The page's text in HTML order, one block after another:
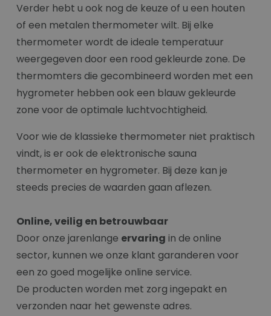
Verder hebt u ook nog de keuze of u een houten
of een metalen thermometer wilt. Bij elke
thermometer wordt de ideale temperatuur
weergegeven door een rood gekleurde zone. De
thermomters die gecombineerd worden met een
hygrometer hebben ook een blauw gekleurde
zone voor de optimale luchtvochtigheid.
Voor wie de klassieke thermometer niet praktisch
vindt, is er ook de elektronische sauna
thermometer en hygrometer. Bij deze kan je
steeds precies de waarden gaan aflezen.
Online, veilig en betrouwbaar
Door onze jarenlange ervaring in de online
sector, kunnen we onze klant garanderen voor
een zo goed mogelijke online service.
De producten worden met zorg ingepakt en
verzonden naar het gewenste adres.